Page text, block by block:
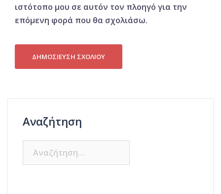
ιστότοπο μου σε αυτόν τον πλοηγό για την
επόμενη φορά που θα σχολιάσω.
Αναζήτηση